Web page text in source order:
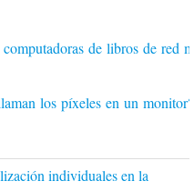
de libros de red
los píxeles en un
individuales en la